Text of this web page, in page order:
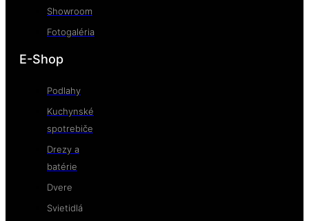
Showroom
Fotogaléria
E-Shop
Podlahy
Kuchynské
spotrebiče
Drezy a
batérie
Dvere
Svietidlá